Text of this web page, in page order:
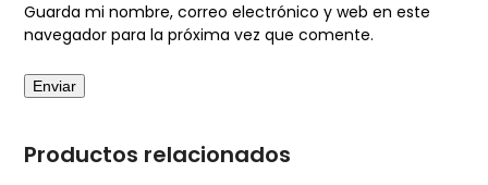
Guarda mi nombre, correo electrónico y web en este
navegador para la próxima vez que comente.
Productos relacionados